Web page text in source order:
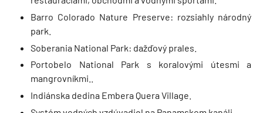
Barro Colorado Nature Preserve: rozsiahly národný
park.
Soberania National Park: dažďový prales.
Portobelo National Park s koralovými útesmi a
mangrovníkmi..
Indiánska dedina Embera Quera Village.